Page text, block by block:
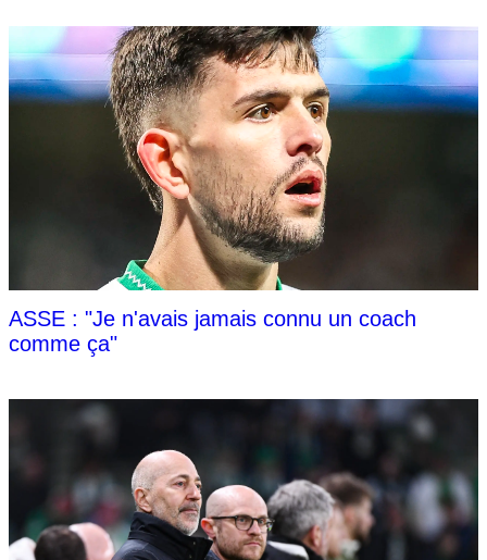
ASSE : "Je n'avais jamais connu un coach
comme ça"